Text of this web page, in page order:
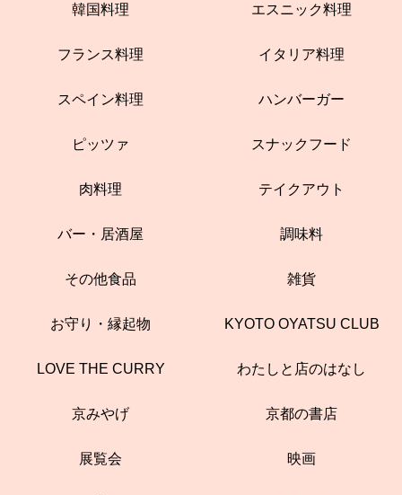
韓国料理 エスニック料理
フランス料理 イタリア料理
スペイン料理 ハンバーガー
ピッツァ スナックフード
肉料理 テイクアウト
バー・居酒屋 調味料
その他食品 雑貨
お守り・縁起物 KYOTO OYATSU CLUB
LOVE THE CURRY わたしと店のはなし
京みやげ 京都の書店
展覧会 映画